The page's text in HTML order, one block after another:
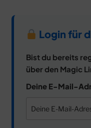
Login für
Bist du bereits
über den Magic
Deine E-Mail-